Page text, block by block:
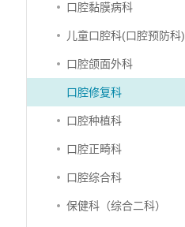
口腔黏膜病科
儿童口腔科(口腔预防科)
口腔颌面外科
口腔修复科
口腔种植科
口腔正畸科
口腔综合科
保健科（综合二科）